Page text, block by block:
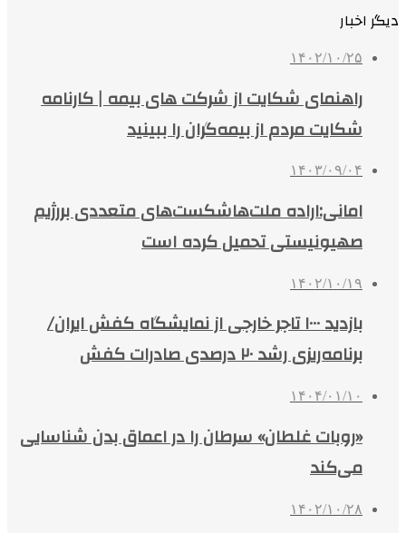
دیگر اخبار
۱۴۰۲/۱۰/۲۵
راهنمای شکایت از شرکت های بیمه‌ | کارنامه
شکایت مردم از بیمه‌گران را ببینید
۱۴۰۳/۰۹/۰۴
امانی:اراده ملت‌هاشکست‌های متعددی بررژیم
صهیونیستی تحمیل کرده است
۱۴۰۲/۱۰/۱۹
بازدید ۱۰۰۰ تاجر خارجی از نمایشگاه کفش ایران/
برنامه‌ریزی رشد ٢٠ درصدی صادرات کفش
۱۴۰۴/۰۱/۱۰
«روبات غلطان» سرطان را در اعماق بدن شناسایی
می‌کند
۱۴۰۲/۱۰/۲۸